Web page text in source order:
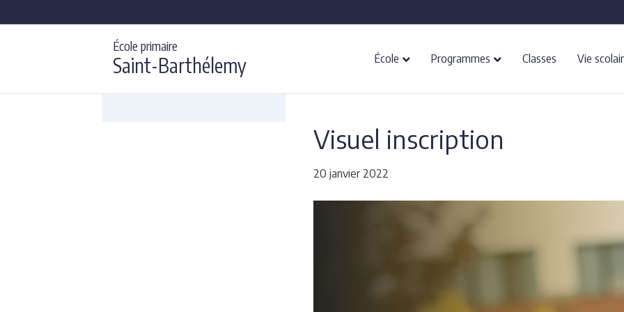
École primaire
Saint-Barthélemy École Programmes Classes Vie
Visuel inscription
20 janvier 2022